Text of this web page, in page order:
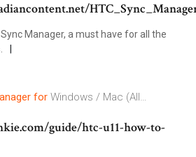
Manager, a must have for all the
for Windows / Mac (All…
guide/htc-u11-how-to-